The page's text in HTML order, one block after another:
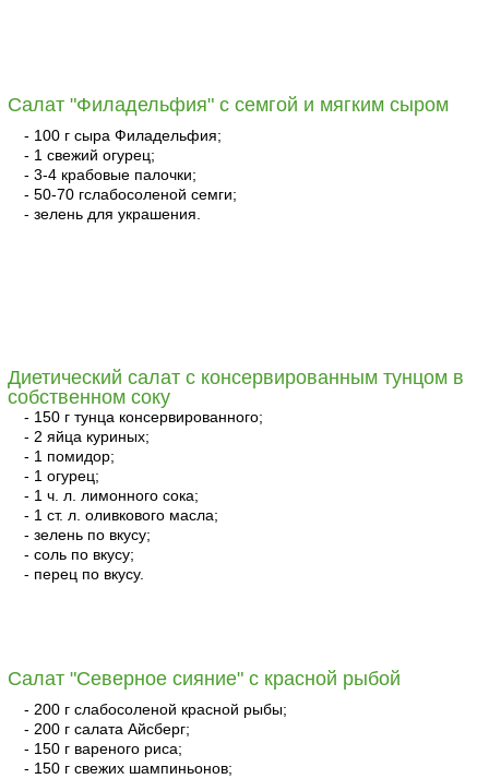
Салат "Филадельфия" с семгой и мягким сыром
- 100 г сыра Филадельфия;
- 1 свежий огурец;
- 3-4 крабовые палочки;
- 50-70 гслабосоленой семги;
- зелень для украшения.
Диетический салат с консервированным тунцом в
собственном соку
- 150 г тунца консервированного;
- 2 яйца куриных;
- 1 помидор;
- 1 огурец;
- 1 ч. л. лимонного сока;
- 1 ст. л. оливкового масла;
- зелень по вкусу;
- соль по вкусу;
- перец по вкусу.
Салат "Северное сияние" с красной рыбой
- 200 г слабосоленой красной рыбы;
- 200 г салата Айсберг;
- 150 г вареного риса;
- 150 г свежих шампиньонов;